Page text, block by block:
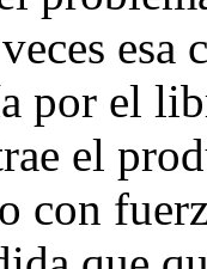
por el
el
con